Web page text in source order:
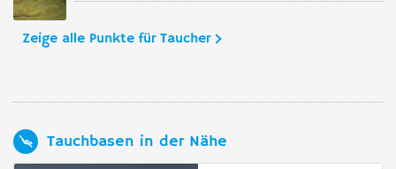
Zeige alle Punkte für Taucher
Tauchbasen in der Nähe